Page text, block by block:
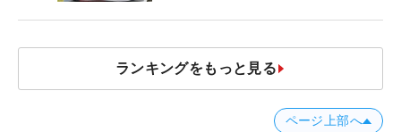
ランキングをもっと見る
ページ上部へ